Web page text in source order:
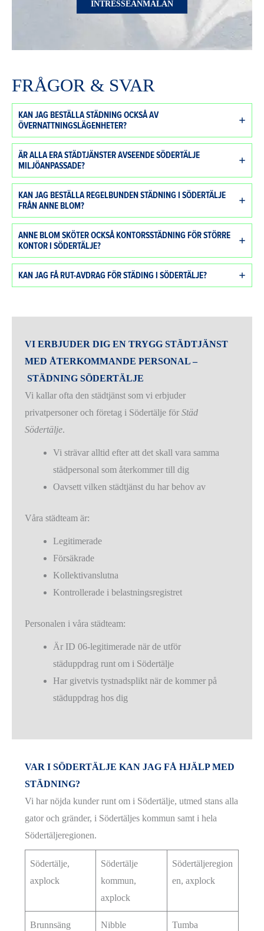
INTRESSEANMÄLAN
FRÅGOR & SVAR
KAN JAG BESTÄLLA STÄDNING OCKSÅ AV
ÖVERNATTNINGSLÄGENHETER?
ÄR ALLA ERA STÄDTJÄNSTER AVSEENDE SÖDERTÄLJE
MILJÖANPASSADE?
KAN JAG BESTÄLLA REGELBUNDEN STÄDNING I SÖDERTÄLJE
FRÅN ANNE BLOM?
ANNE BLOM SKÖTER OCKSÅ KONTORSSTÄDNING FÖR STÖRRE
KONTOR I SÖDERTÄLJE?
KAN JAG FÅ RUT-AVDRAG FÖR STÄDING I SÖDERTÄLJE?
VI ERBJUDER DIG EN TRYGG STÄDTJÄNST
MED ÅTERKOMMANDE PERSONAL –
STÄDNING SÖDERTÄLJE
Vi kallar ofta den städtjänst som vi erbjuder
privatpersoner och företag i Södertälje förStäd
Södertälje.
Vi strävar alltid efter att det skall vara samma
städpersonal som återkommer till dig
Oavsett vilken städtjänst du har behov av
Våra städteam är:
Legitimerade
Försäkrade
Kollektivanslutna
Kontrollerade i belastningsregistret
Personalen i våra städteam:
Är ID 06-legitimerade när de utför
städuppdrag runt om i Södertälje
Har givetvis tystnadsplikt när de kommer på
städuppdrag hos dig
VAR I SÖDERTÄLJE KAN JAG FÅ HJÄLP MED
STÄDNING?
Vi har nöjda kunder runt om i Södertälje, utmed stans alla
gator och gränder, i Södertäljes kommun samt i hela
Södertäljeregionen.
Södertälje,
axplock
Södertälje
kommun,
axplock
Södertäljeregion
en, axplock
Brunnsäng
Nibble
Tumba